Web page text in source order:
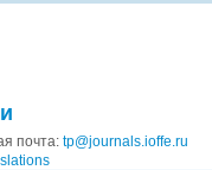
почта: tp@journals.ioffe.ru